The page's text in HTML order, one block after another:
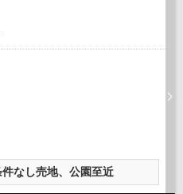
なし売地、公園至近